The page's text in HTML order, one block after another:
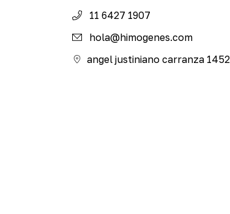
11 6427 1907
hola@himogenes.com
angel justiniano carranza 1452